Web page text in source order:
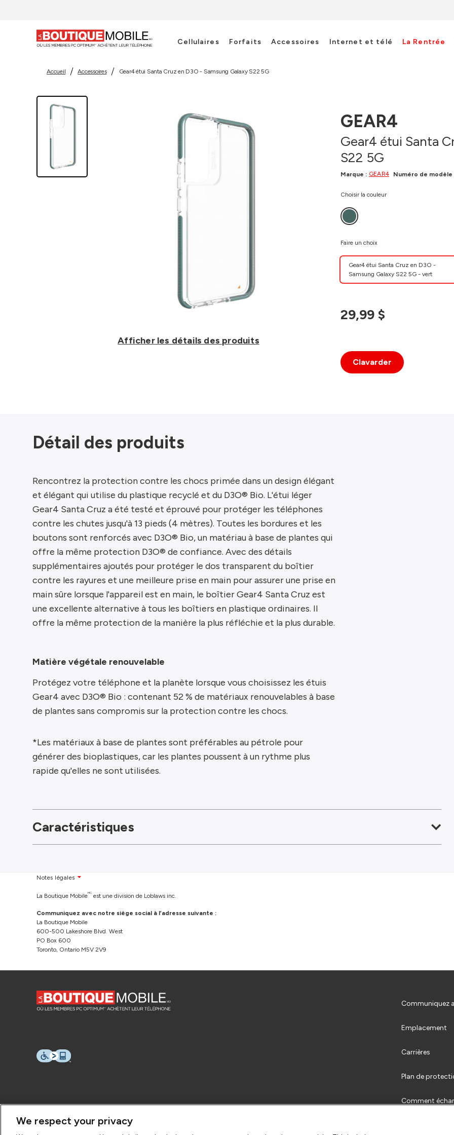
Cellulaires Forfaits Accessoires Internet et télé La Rentrée
Accueil Accessoires Gear4 étui Santa Cruz en D3O - Samsung Galaxy S22 5G
Afficher les détails des produits
GEAR4
Gear4 étui Santa
S22 5G
Marque : GEAR4 Numéro de modèle
Choisir la couleur
Faire un choix
Gear4 étui Santa Cruz en D3O -
Samsung Galaxy S22 5G - vert
29,99 $
Clavarder
Détail des produits
Rencontrez la protection contre les chocs primée dans un design élégant
et élégant qui utilise du plastique recyclé et du D3O® Bio. L'étui léger
Gear4 Santa Cruz a été testé et éprouvé pour protéger les téléphones
contre les chutes jusqu'à 13 pieds (4 mètres). Toutes les bordures et les
boutons sont renforcés avec D3O® Bio, un matériau à base de plantes qui
offre la même protection D3O® de confiance. Avec des détails
supplémentaires ajoutés pour protéger le dos transparent du boîtier
contre les rayures et une meilleure prise en main pour assurer une prise en
main sûre lorsque l'appareil est en main, le boîtier Gear4 Santa Cruz est
une excellente alternative à tous les boîtiers en plastique ordinaires. Il
offre la même protection de la manière la plus réfléchie et la plus durable.
Matière végétale renouvelable
Protégez votre téléphone et la planète lorsque vous choisissez les étuis
Gear4 avec D3O® Bio : contenant 52 % de matériaux renouvelables à base
de plantes sans compromis sur la protection contre les chocs.
*Les matériaux à base de plantes sont préférables au pétrole pour
générer des bioplastiques, car les plantes poussent à un rythme plus
rapide qu'elles ne sont utilisées.
Caractéristiques
Notes légales
La Boutique MobileMC est une division de Loblaws inc.
Communiquez avec notre siège social à l’adresse suivante :
La Boutique Mobile
600-500 Lakeshore Blvd. West
PO Box 600
Toronto, Ontario M5V 2V9
Communiquez
Emplacement
Carrières
Plan de
Comment
We respect your privacy